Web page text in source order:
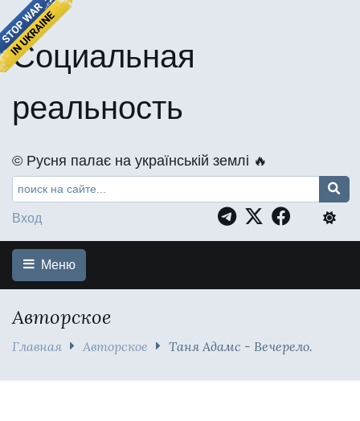
Социальная
реальность
©️ Русня палає на українській землі 🔥
Вход
Меню
Авторское
Главная Авторское Таня Адамс - Вечерело.